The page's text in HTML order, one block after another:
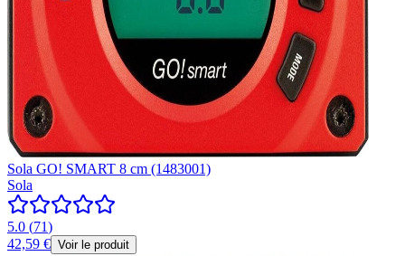
Sola GO! SMART 8 cm (1483001)
Sola
5.0 (71)
42,59 € Voir le produit